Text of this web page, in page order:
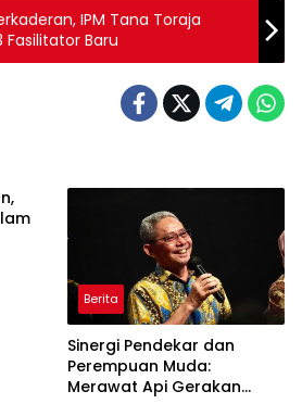
IPM Tana Toraja
Fasilitator Baru
Berita
Sinergi Pendekar dan
Perempuan Muda:
Merawat Api Gerakan